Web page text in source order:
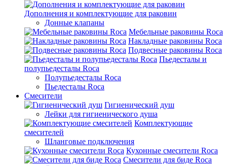
Дополнения и комплектующие для раковин
Донные клапаны
Мебельные раковины Roca
Накладные раковины Roca
Подвесные раковины Roca
Пьедесталы и
полупьедесталы Roca
Полупьедесталы Roca
Пьедесталы Roca
Смесители
Гигиенический душ
Лейки для гигиенического душа
Комплектующие
смесителей
Шланговые подключения
Кухонные смесители Roca
Смесители для биде Roca